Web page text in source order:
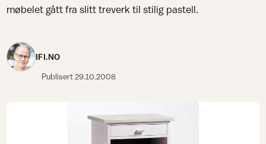
møbelet gått fra slitt treverk til stilig pastell.
IFI.NO
Publisert29.10.2008